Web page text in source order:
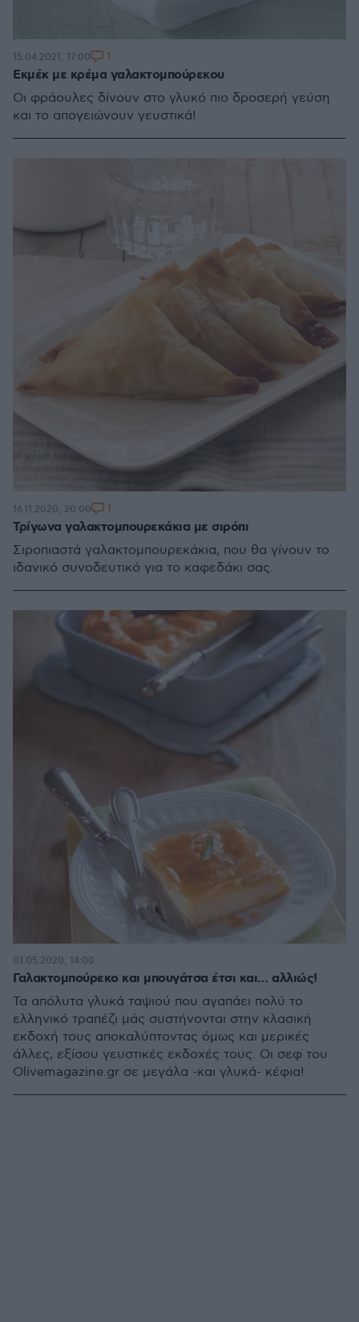
Εκμέκ με κρέμα γαλακτομπούρεκου
Οι φράουλες δίνουν στο γλυκό πιο δροσερή γεύση
και το απογειώνουν γευστικά!
15.04.2021, 17:00 1
Τρίγωνα γαλακτομπουρεκάκια με σιρόπι
Σιροπιαστά γαλακτομπουρεκάκια, που θα γίνουν το
ιδανικό συνοδευτικό για το καφεδάκι σας.
16.11.2020, 20:00 1
Γαλακτομπούρεκο και μπουγάτσα έτσι και… αλλιώς!
Τα απόλυτα γλυκά ταψιού που αγαπάει πολύ το
ελληνικό τραπέζι μάς συστήνονται στην κλασική
εκδοχή τους αποκαλύπτοντας όμως και μερικές
άλλες, εξίσου γευστικές εκδοχές τους. Οι σεφ του
Olivemagazine.gr σε μεγάλα -και γλυκά- κέφια!
01.05.2020, 14:00